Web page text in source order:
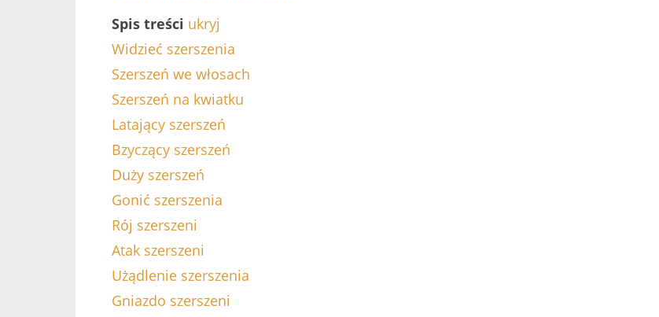
Spis treści ukryj
Widzieć szerszenia
Szerszeń we włosach
Szerszeń na kwiatku
Latający szerszeń
Bzyczący szerszeń
Duży szerszeń
Gonić szerszenia
Rój szerszeni
Atak szerszeni
Użądlenie szerszenia
Gniazdo szerszeni